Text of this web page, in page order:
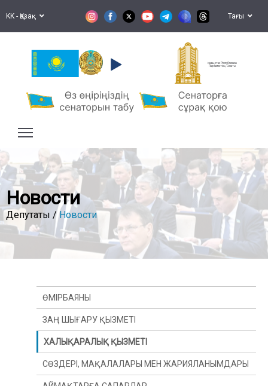
KK - Қазақ Тағы
Қазақстан Республикасы
Парламентінің Сенаты
Новости
Депутаты /Новости
ӨМІРБАЯНЫ
ЗАҢ ШЫҒАРУ ҚЫЗМЕТІ
ХАЛЫҚАРАЛЫҚ ҚЫЗМЕТІ
СӨЗДЕРІ, МАҚАЛАЛАРЫ МЕН ЖАРИЯЛАНЫМДАРЫ